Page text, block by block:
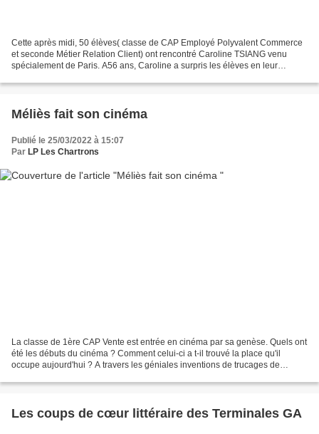
Cette après midi, 50 élèves( classe de CAP Employé Polyvalent Commerce
et seconde Métier Relation Client) ont rencontré Caroline TSIANG venu
spécialement de Paris. A56 ans, Caroline a surpris les élèves en leur
Méliès fait son cinéma
Publié le 25/03/2022 à 15:07
Par LP Les Chartrons
La classe de 1ère CAP Vente est entrée en cinéma par sa genèse. Quels ont
été les débuts du cinéma ? Comment celui-ci a t-il trouvé la place qu'il
occupe aujourd'hui ? A travers les géniales inventions de trucages de
Les coups de cœur littéraire des Terminales GA